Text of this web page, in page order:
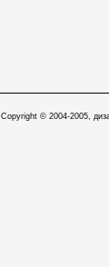
Copyright © 2004-2005,